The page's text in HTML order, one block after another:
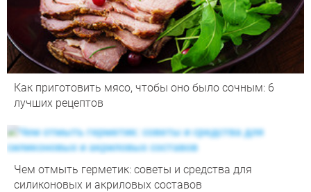
Как приготовить мясо, чтобы оно было сочным: 6
лучших рецептов
Чем отмыть герметик: советы и средства для
силиконовых и акриловых составов